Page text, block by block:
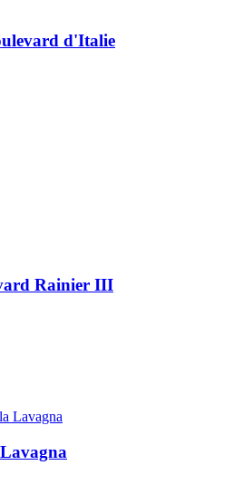
d'Italie
Rainier III